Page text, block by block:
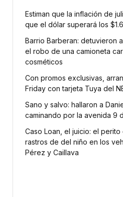
Estiman que la inflación de
que el dólar superará los
Barrio Barberan: detuvieron
el robo de una camioneta
cosméticos
Con promos exclusivas,
Friday con tarjeta Tuya del
Sano y salvo: hallaron a
caminando por la avenida 9
Caso Loan, el juicio: el perito
rastros de del niño en los
Pérez y Caillava